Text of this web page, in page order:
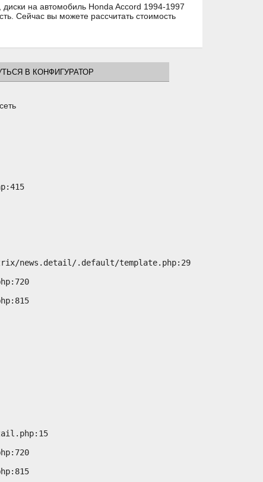
на автомобиль Honda Accord 1994-1997
Сейчас вы можете рассчитать стоимость
В КОНФИГУРАТОР